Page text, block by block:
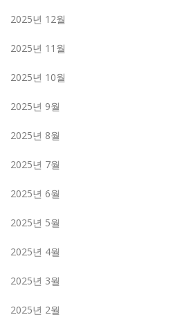
2025년 12월
2025년 11월
2025년 10월
2025년 9월
2025년 8월
2025년 7월
2025년 6월
2025년 5월
2025년 4월
2025년 3월
2025년 2월